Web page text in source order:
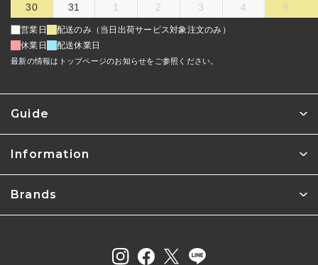
Guide
Information
Brands
30
31 1 2 3 4 5
営業日
配送のみ（当日出荷サービス対象注文のみ）
休業日
配送休業日
最新の情報はトップページのお知らせをご参照ください。